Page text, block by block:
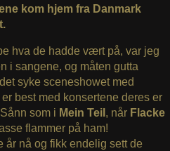
kom hjem fra Danmark
hva de hadde vært på, var jeg
i sangene, og måten gutta
syke sceneshowet med
best med konsertene deres er
som i Mein Teil , når Flacke
flammer på ham!
år nå og fikk endelig sett de